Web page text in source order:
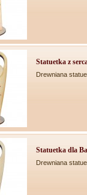
Statuetka z
Drewniana
Statuetka dla
Drewniana